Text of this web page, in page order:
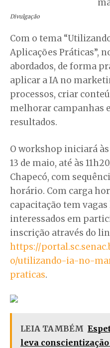
Divulgação
Com o tema
Aplicações Práticas”,
abordados, de forma
aplicar a IA no
processos, criar
melhorar campanhas
resultados.
O workshop iniciará
13 de maio, até às
Chapecó, com
horário. Com carga
capacitação tem
interessados em
inscrição através do
https://
o/utilizando-ia-no-
praticas.
LEIA TAMBÉM
leva